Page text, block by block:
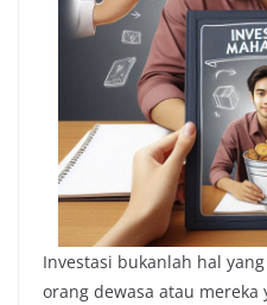
Investasi bukanlah hal
orang dewasa atau